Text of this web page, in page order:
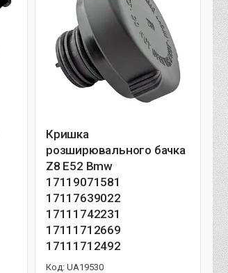
Кришка
розширювального бачка
Z8 E52 Bmw
17119071581
17117639022
17111742231
17111712669
17111712492
UA19530